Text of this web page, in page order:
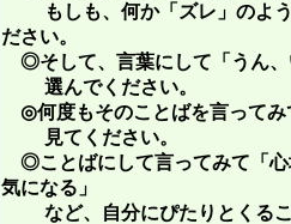
もしも、何か「ズレ」のよう
ださい。
◎そして、言葉にして「うん、
選んでください。
◎何度もそのことばを言ってみ
見てください。
◎ことばにして言ってみて「心
気になる」
など、自分にぴたりとくるこ